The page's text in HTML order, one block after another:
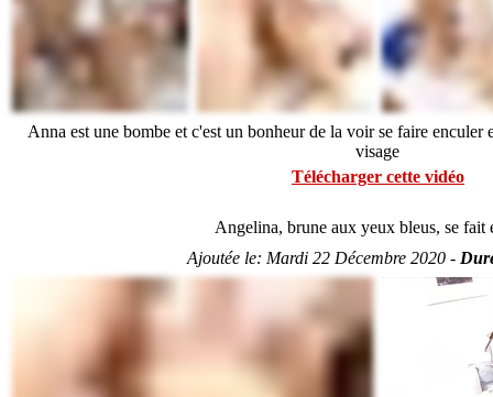
Anna est une bombe et c'est un bonheur de la voir se faire enculer
visage
Télécharger cette vidéo
Angelina, brune aux yeux bleus, se fait
Ajoutée le: Mardi 22 Décembre 2020 -